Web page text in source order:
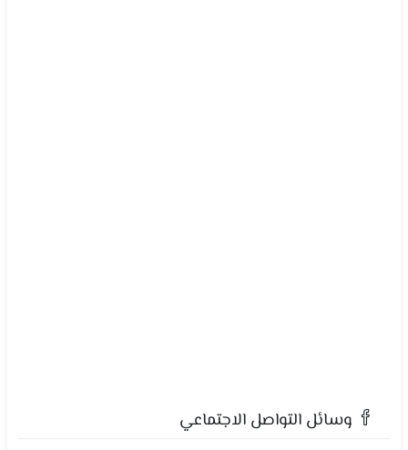
وسائل التواصل الاجتماعي